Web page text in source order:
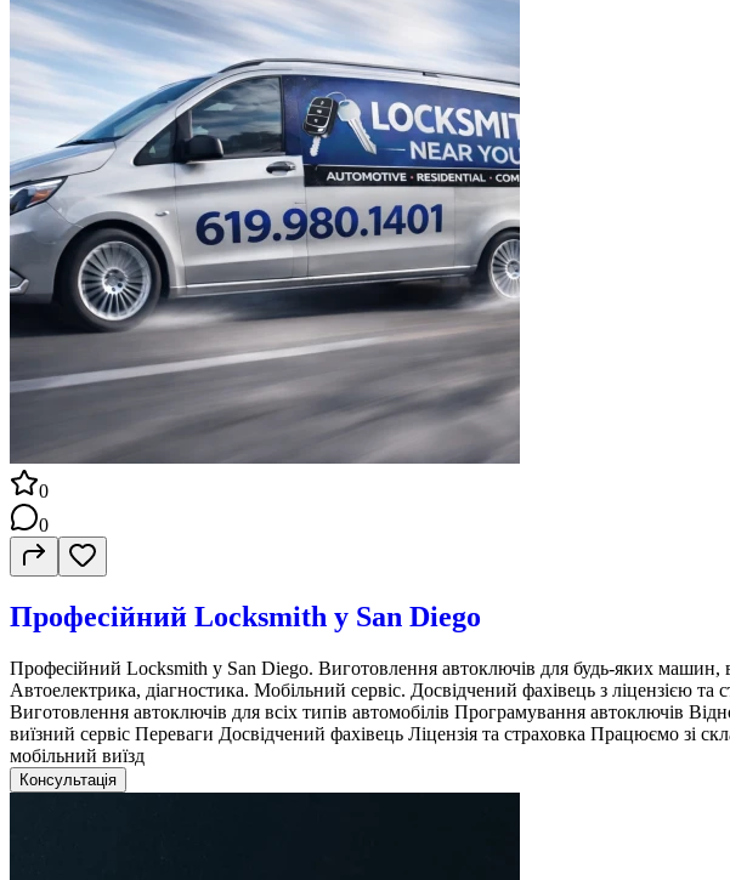
0
0
Професійний Locksmith у San Diego
Професійний Locksmith у San Diego. Виготовлення автоключів для будь-яких машин,
Автоелектрика, діагностика. Мобільний сервіс. Досвідчений фахівець з ліцензією
Виготовлення автоключів для всіх типів автомобілів Програмування автоключів
виїзний сервіс Переваги Досвідчений фахівець Ліцензія та страховка Працюємо зі
мобільний виїзд
Консультація